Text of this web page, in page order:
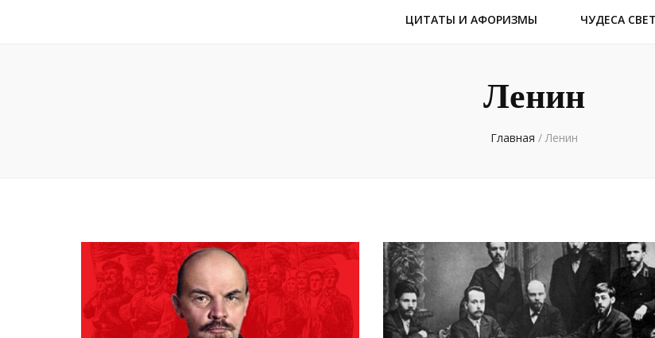
ЦИТАТЫ И АФОРИЗМЫ
ЧУДЕСА
Ленин
Главная / Ленин